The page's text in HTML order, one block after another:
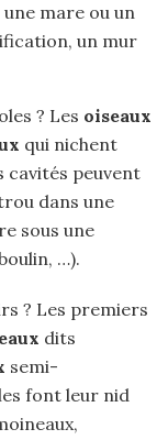
une mare ou un
un mur
? Les oiseaux
qui nichent
cavités peuvent
dans une
sous une
…).
? Les premiers
dits
semi-
font leur nid